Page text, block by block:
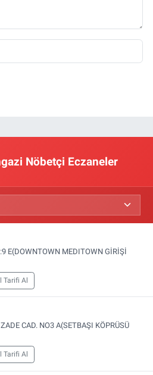
Nöbetçi Eczaneler
E(DOWNTOWN MEDITOWN GİRİŞİ
Tarifi Al
CAD. NO3 A(SETBAŞI KÖPRÜSÜ
Tarifi Al